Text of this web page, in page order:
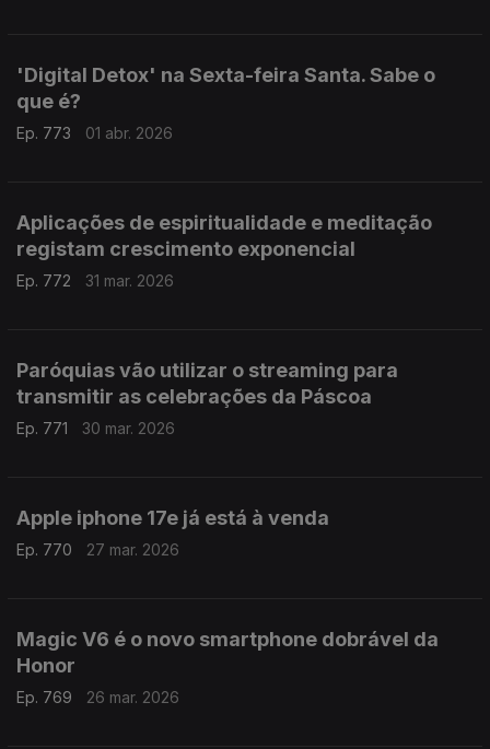
'Digital Detox' na Sexta-feira Santa. Sabe o
que é?
Ep. 773 01 abr. 2026
Aplicações de espiritualidade e meditação
registam crescimento exponencial
Ep. 772 31 mar. 2026
Paróquias vão utilizar o streaming para
transmitir as celebrações da Páscoa
Ep. 771 30 mar. 2026
Apple iphone 17e já está à venda
Ep. 770 27 mar. 2026
Magic V6 é o novo smartphone dobrável da
Honor
Ep. 769 26 mar. 2026